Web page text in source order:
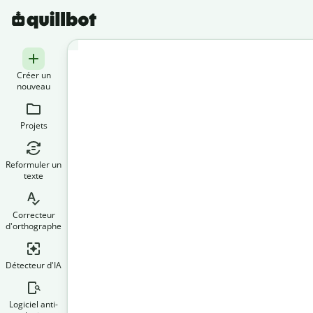
Créer un
nouveau
Projets
Reformuler un
texte
Correcteur
d'orthographe
Détecteur d'IA
Logiciel anti-